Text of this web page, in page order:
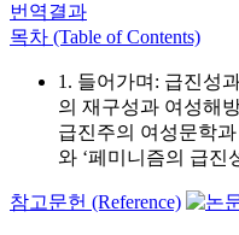
번역결과
목차 (Table of Contents)
1. 들어가며: 급진성
의 재구성과 여성해
급진주의 여성문학
와 ‘페미니즘의 급진
참고문헌 (Reference)